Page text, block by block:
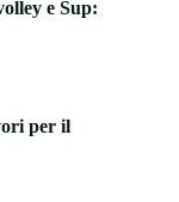
e Sup:
per il